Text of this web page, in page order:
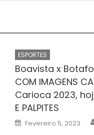
ESPORTES
Boavista x
COM IMAGENS
Carioca 2023,
E PALPITES
Posted
on
Fevereiro 5, 2023